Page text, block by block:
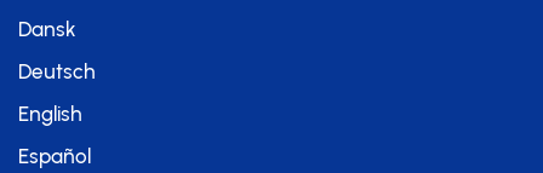
Dansk
Deutsch
English
Español